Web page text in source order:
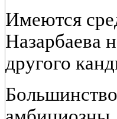
Имеются
Назарбаева
другого